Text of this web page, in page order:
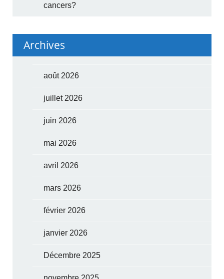
cancers?
Archives
août 2026
juillet 2026
juin 2026
mai 2026
avril 2026
mars 2026
février 2026
janvier 2026
Décembre 2025